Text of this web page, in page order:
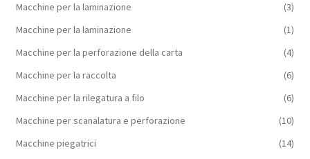
Macchine per la laminazione
(3)
Macchine per la laminazione
(1)
Macchine per la perforazione della carta
(4)
Macchine per la raccolta
(6)
Macchine per la rilegatura a filo
(6)
Macchine per scanalatura e perforazione
(10)
Macchine piegatrici
(14)